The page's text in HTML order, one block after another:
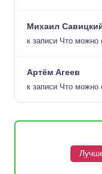
Михаил
к записи Что можно
Артём Агеев
к записи Что можно